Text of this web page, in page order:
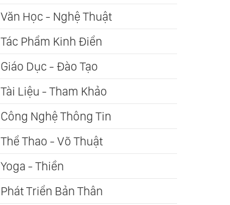
Văn Học - Nghệ Thuật
Tác Phẩm Kinh Điển
Giáo Dục - Đào Tạo
Tài Liệu - Tham Khảo
Công Nghệ Thông Tin
Thể Thao - Võ Thuật
Yoga - Thiền
Phát Triển Bản Thân